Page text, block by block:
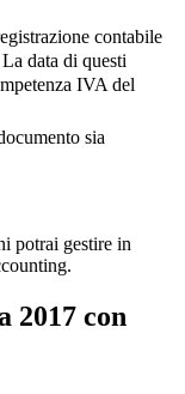
contabile
data di questi
IVA del
sia
potrai gestire in
2017 con